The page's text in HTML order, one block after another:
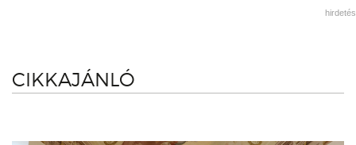
hirdetés
CIKKAJÁNLÓ